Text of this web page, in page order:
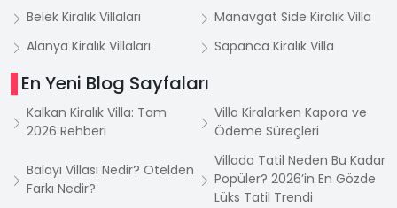
Belek Kiralık Villaları
Manavgat Side Kiralık Villa
Alanya Kiralık Villaları
Sapanca Kiralık Villa
En Yeni Blog Sayfaları
Kalkan Kiralık Villa: Tam
2026 Rehberi
Villa Kiralarken Kapora ve
Ödeme Süreçleri
Balayı Villası Nedir? Otelden
Farkı Nedir?
Villada Tatil Neden Bu Kadar
Popüler? 2026’in En Gözde
Lüks Tatil Trendi